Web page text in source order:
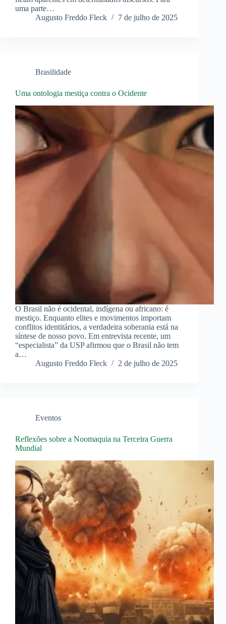
uma parte…
Augusto Freddo Fleck
7 de julho de 2025
Brasilidade
Uma ontologia mestiça contra o Ocidente
O Brasil não é ocidental, indígena ou africano: é
mestiço. Enquanto elites e movimentos importam
conflitos identitários, a verdadeira soberania está na
síntese de nosso povo. Em entrevista recente, um
“especialista” da USP afirmou que o Brasil não tem
a…
Augusto Freddo Fleck
2 de julho de 2025
Eventos
Reflexões sobre a Noomaquia na Terceira Guerra
Mundial